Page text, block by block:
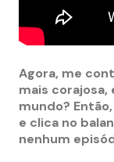
Agora, me
mais corajosa,
mundo? Então,
e clica no
nenhum